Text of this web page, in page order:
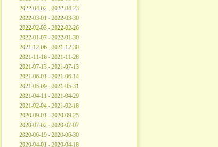
2022-04-02 - 2022-04-23
2022-03-01 - 2022-03-30
2022-02-03 - 2022-02-26
2022-01-07 - 2022-01-30
2021-12-06 - 2021-12-30
2021-11-16 - 2021-11-28
2021-07-13 - 2021-07-13
2021-06-01 - 2021-06-14
2021-05-09 - 2021-05-31
2021-04-11 - 2021-04-29
2021-02-04 - 2021-02-18
2020-09-01 - 2020-09-25
2020-07-02 - 2020-07-07
2020-06-19 - 2020-06-30
2020-04-01 - 2020-04-18